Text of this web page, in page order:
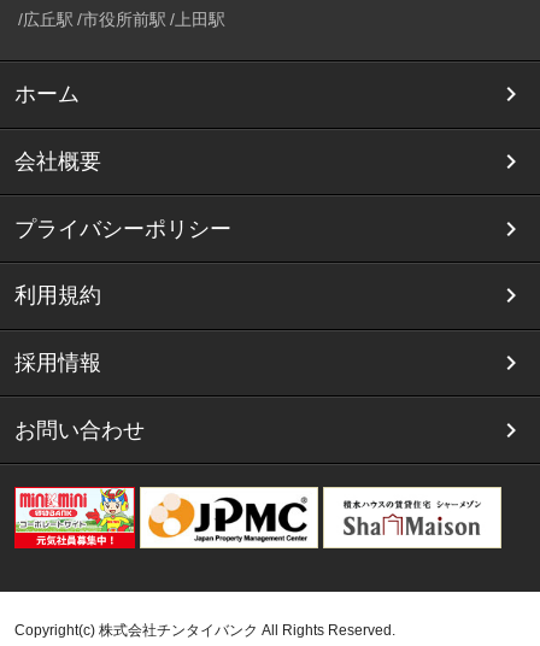
広丘駅 市役所前駅 上田駅
ホーム
会社概要
プライバシーポリシー
利用規約
採用情報
お問い合わせ
Copyright(c) 株式会社チンタイバンク All Rights Reserved.